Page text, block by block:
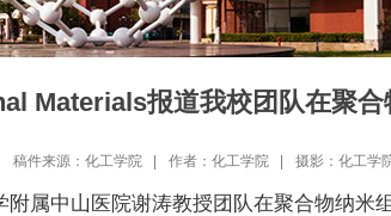
Materials报道我校团队在聚
稿件来源：化工学院 | 作者：化工学院 | 摄影：化工学
属中山医院谢涛教授团队在聚合物纳